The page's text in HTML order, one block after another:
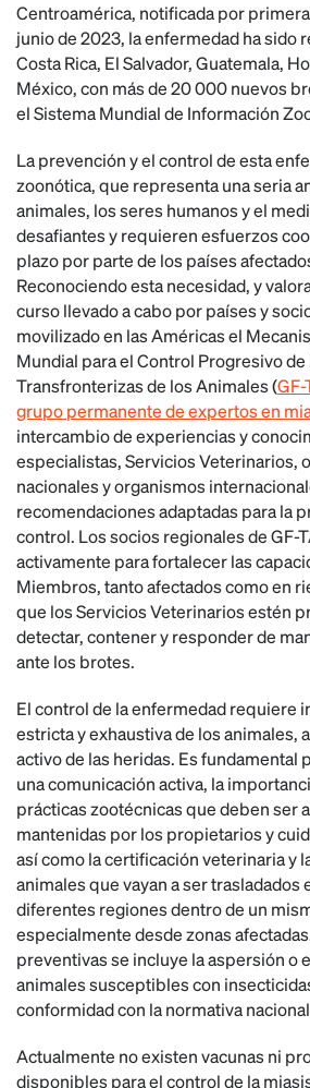
Centroamérica, notificada por
junio de 2023, la enfermedad ha sido
Costa Rica, El Salvador, Guatemala,
México, con más de 20 000 nuevos
el Sistema Mundial de Información
La prevención y el control de esta
zoonótica, que representa una seria
animales, los seres humanos y el
desafiantes y requieren esfuerzos
plazo por parte de los países
Reconociendo esta necesidad, y
curso llevado a cabo por países y
movilizado en las Américas el
Mundial para el Control Progresivo
Transfronterizas de los Animales (GF-
grupo permanente de expertos en
intercambio de experiencias y
especialistas, Servicios Veterinarios,
nacionales y organismos
recomendaciones adaptadas para la
control. Los socios regionales de GF-
activamente para fortalecer las
Miembros, tanto afectados como en
que los Servicios Veterinarios estén
detectar, contener y responder de
ante los brotes.
El control de la enfermedad requiere
estricta y exhaustiva de los animales,
activo de las heridas. Es fundamental
una comunicación activa, la
prácticas zootécnicas que deben ser
mantenidas por los propietarios y
así como la certificación veterinaria y
animales que vayan a ser trasladados
diferentes regiones dentro de un
especialmente desde zonas
preventivas se incluye la aspersión o
animales susceptibles con
conformidad con la normativa
Actualmente no existen vacunas ni
disponibles para el control de la